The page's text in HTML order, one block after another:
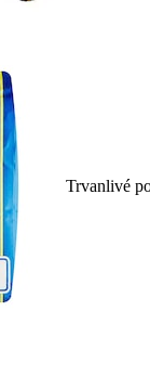
Trvanlivé